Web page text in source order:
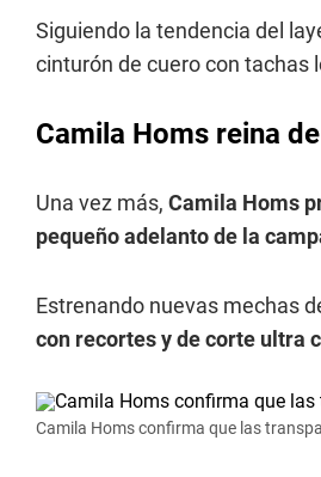
Siguiendo la tendencia del
cinturón de cuero con tachas
Camila Homs reina
Una vez más, Camila Homs
pequeño adelanto de la
Estrenando nuevas mechas
con recortes y de corte ultra
Camila Homs confirma que las